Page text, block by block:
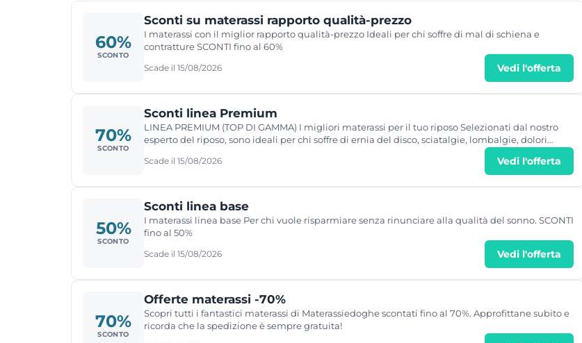
60%
SCONTO
Sconti su materassi rapporto qualità-prezzo
I materassi con il miglior rapporto qualità-prezzo Ideali per chi soffre di mal di schiena e
contratture SCONTI fino al 60%
Scade il 15/08/2026 Vedi l'offerta
70%
SCONTO
Sconti linea Premium
LINEA PREMIUM (TOP DI GAMMA) I migliori materassi per il tuo riposo Selezionati dal nostro
esperto del riposo, sono ideali per chi soffre di ernia del disco, sciatalgie, lombalgie, dolori
Scade il 15/08/2026 Vedi l'offerta
50%
SCONTO
Sconti linea base
I materassi linea base Per chi vuole risparmiare senza rinunciare alla qualità del sonno. SCONTI
fino al 50%
Scade il 15/08/2026 Vedi l'offerta
70%
SCONTO
Offerte materassi -70%
Scopri tutti i fantastici materassi di Materassiedoghe scontati fino al 70%. Approfittane subito e
ricorda che la spedizione è sempre gratuita!